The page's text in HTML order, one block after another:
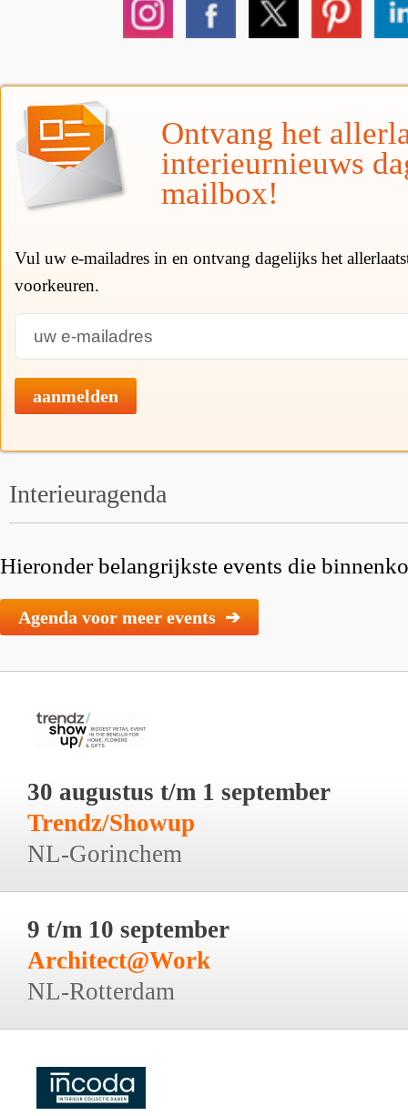
Ontvang het
interieurnieuws
mailbox!
Vul uw e-mailadres in en ontvang dagelijks het
voorkeuren.
aanmelden
Interieuragenda
Hieronder belangrijkste events die
Agenda voor meer events ➔
30 augustus t/m 1 september
Trendz/Showup
NL-Gorinchem
9 t/m 10 september
Architect@Work
NL-Rotterdam